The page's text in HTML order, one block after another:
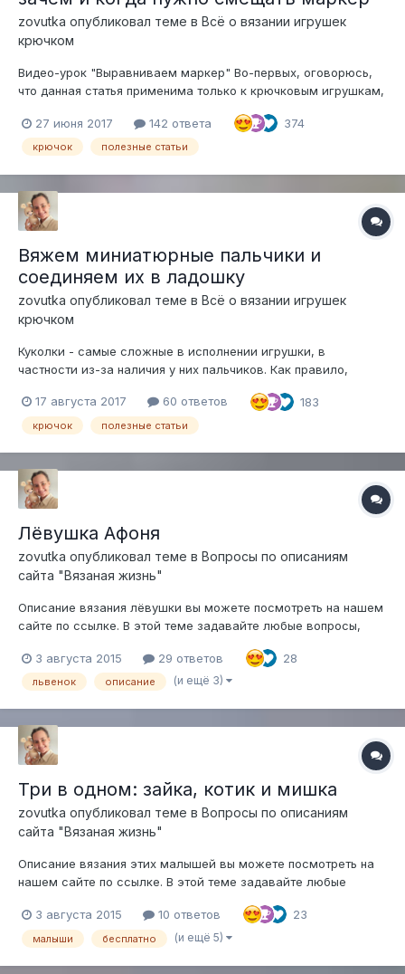
zovutka опубликовал теме в Всё о вязании игрушек
крючком
Видео-урок "Выравниваем маркер" Во-первых, оговорюсь,
что данная статья применима только к крючковым игрушкам,
необходимости. Практически все мои авторские игрушки
(кроме самого первого чертенка и куколок из Яг...
27 июня 2017 142 ответа 374
крючок полезные статьи
Вяжем миниатюрные пальчики и
соединяем их в ладошку
zovutka опубликовал теме в Всё о вязании игрушек
крючком
Куколки - самые сложные в исполнении игрушки, в
частности из-за наличия у них пальчиков. Как правило,
больше. Чтобы вязать такие миниатюрные детальки, нужен
опыт в вязании крючком. Не рвитесь вязать куколок, если вы
17 августа 2017 60 ответов 183
крючок полезные статьи
Лёвушка Афоня
zovutka опубликовал теме в Вопросы по описаниям
сайта "Вязаная жизнь"
Описание вязания лёвушки вы можете посмотреть на нашем
сайте по ссылке. В этой теме задавайте любые вопросы,
3 августа 2015
29 ответов 28
львенок описание (и ещё 3)
Три в одном: зайка, котик и мишка
zovutka опубликовал теме в Вопросы по описаниям
сайта "Вязаная жизнь"
Описание вязания этих малышей вы можете посмотреть на
нашем сайте по ссылке. В этой теме задавайте любые
3 августа 2015
10 ответов 23
малыши бесплатно (и ещё 5)